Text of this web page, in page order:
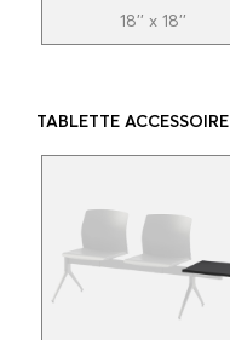
18'' x 18''
TABLETTE ACCESSOIRE